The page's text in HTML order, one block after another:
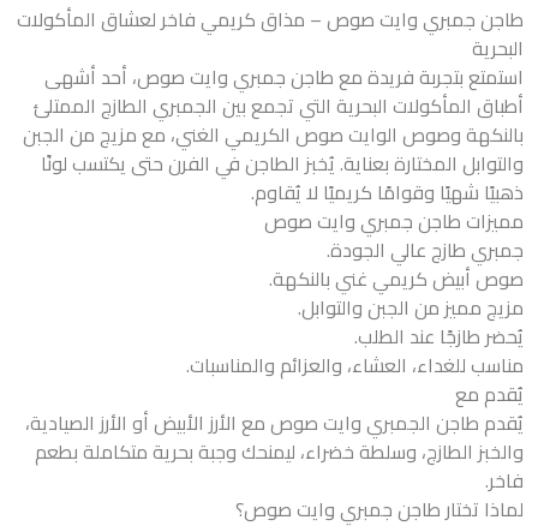
طاجن جمبري وايت صوص – مذاق كريمي فاخر لعشاق المأكولات
البحرية
استمتع بتجربة فريدة مع طاجن جمبري وايت صوص، أحد أشهى
أطباق المأكولات البحرية التي تجمع بين الجمبري الطازج الممتلئ
بالنكهة وصوص الوايت صوص الكريمي الغني، مع مزيج من الجبن
والتوابل المختارة بعناية. يُخبز الطاجن في الفرن حتى يكتسب لونًا
ذهبيًا شهيًا وقوامًا كريميًا لا يُقاوم.
مميزات طاجن جمبري وايت صوص
جمبري طازج عالي الجودة.
صوص أبيض كريمي غني بالنكهة.
مزيج مميز من الجبن والتوابل.
يُحضر طازجًا عند الطلب.
مناسب للغداء، العشاء، والعزائم والمناسبات.
يُقدم مع
يُقدم طاجن الجمبري وايت صوص مع الأرز الأبيض أو الأرز الصيادية،
والخبز الطازج، وسلطة خضراء، ليمنحك وجبة بحرية متكاملة بطعم
فاخر.
لماذا تختار طاجن جمبري وايت صوص؟